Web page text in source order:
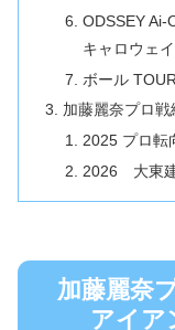
ODSSEY
キャロウェイ
ボール
加藤麗奈プロ
2025 プロ転
2026 大東建
加藤麗奈
アイア